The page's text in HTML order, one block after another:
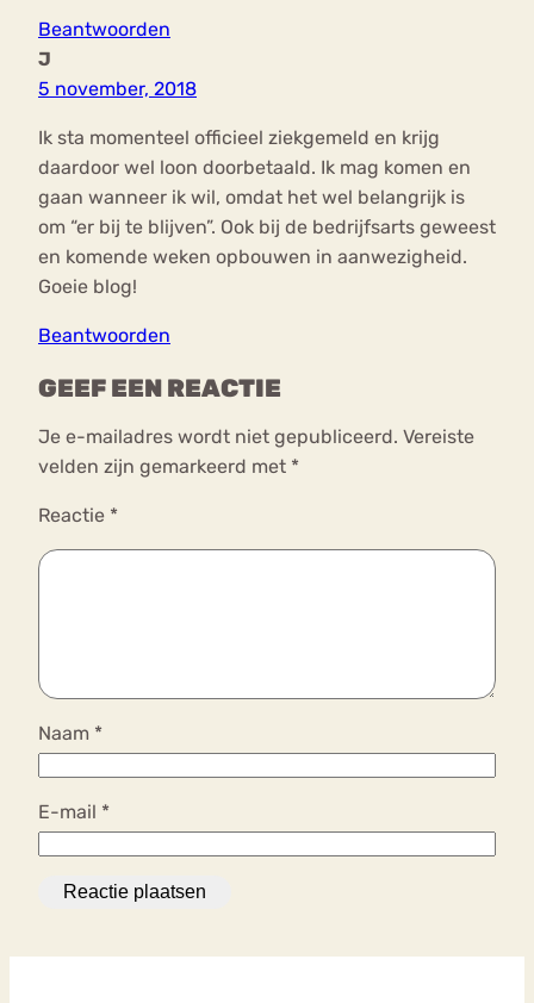
Beantwoorden
J
5 november, 2018
Ik sta momenteel officieel ziekgemeld en krijg
daardoor wel loon doorbetaald. Ik mag komen en
gaan wanneer ik wil, omdat het wel belangrijk is
om “er bij te blijven”. Ook bij de bedrijfsarts geweest
en komende weken opbouwen in aanwezigheid.
Goeie blog!
Beantwoorden
GEEF EEN REACTIE
Je e-mailadres wordt niet gepubliceerd. Vereiste
velden zijn gemarkeerd met *
Reactie *
Naam *
E-mail *